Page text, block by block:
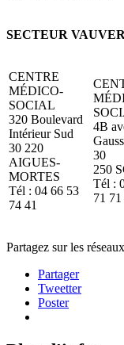
SECTEUR
CENTRE
MÉDICO-
SOCIAL
320 Boulevard
Intérieur Sud
30 220
AIGUES-
MORTES
Tél : 04 66 53
74 41
4B
30
250
Tél :
71
Partagez sur les réseaux
Partager
Tweetter
Poster